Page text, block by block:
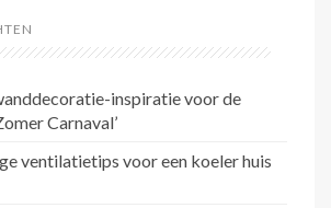
inspiratie voor de
Carnaval’
ventilatietips voor een koeler huis